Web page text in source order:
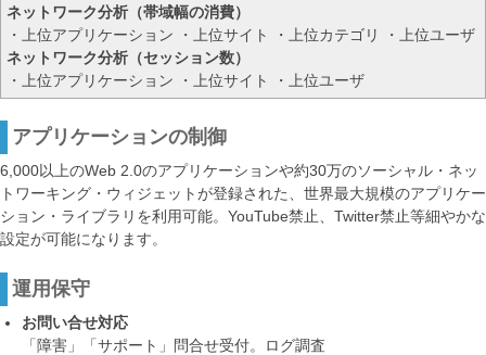
ネットワーク分析（帯域幅の消費）
・上位アプリケーション ・上位サイト ・上位カテゴリ ・上位ユーザ
ネットワーク分析（セッション数）
・上位アプリケーション ・上位サイト ・上位ユーザ
アプリケーションの制御
6,000以上のWeb 2.0のアプリケーションや約30万のソーシャル・ネッ
トワーキング・ウィジェットが登録された、世界最大規模のアプリケー
ション・ライブラリを利用可能。YouTube禁止、Twitter禁止等細やかな
設定が可能になります。
運用保守
お問い合せ対応
「障害」「サポート」問合せ受付。ログ調査